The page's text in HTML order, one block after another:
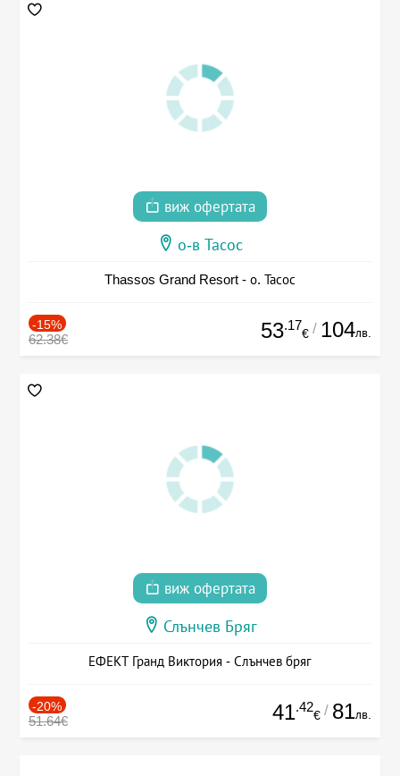
виж офертата
о-в Тасос
Thassos Grand Resort - о. Тасос
-15%
62.38€ 53.17
€ / 104лв.
виж офертата
Слънчев Бряг
ЕФЕКТ Гранд Виктория - Слънчев бряг
-20%
51.64€ 41.42
€ / 81лв.